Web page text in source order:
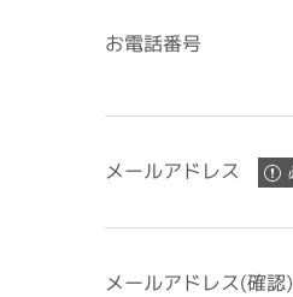
お電話番号
メールアドレス
メールアドレス(確認)